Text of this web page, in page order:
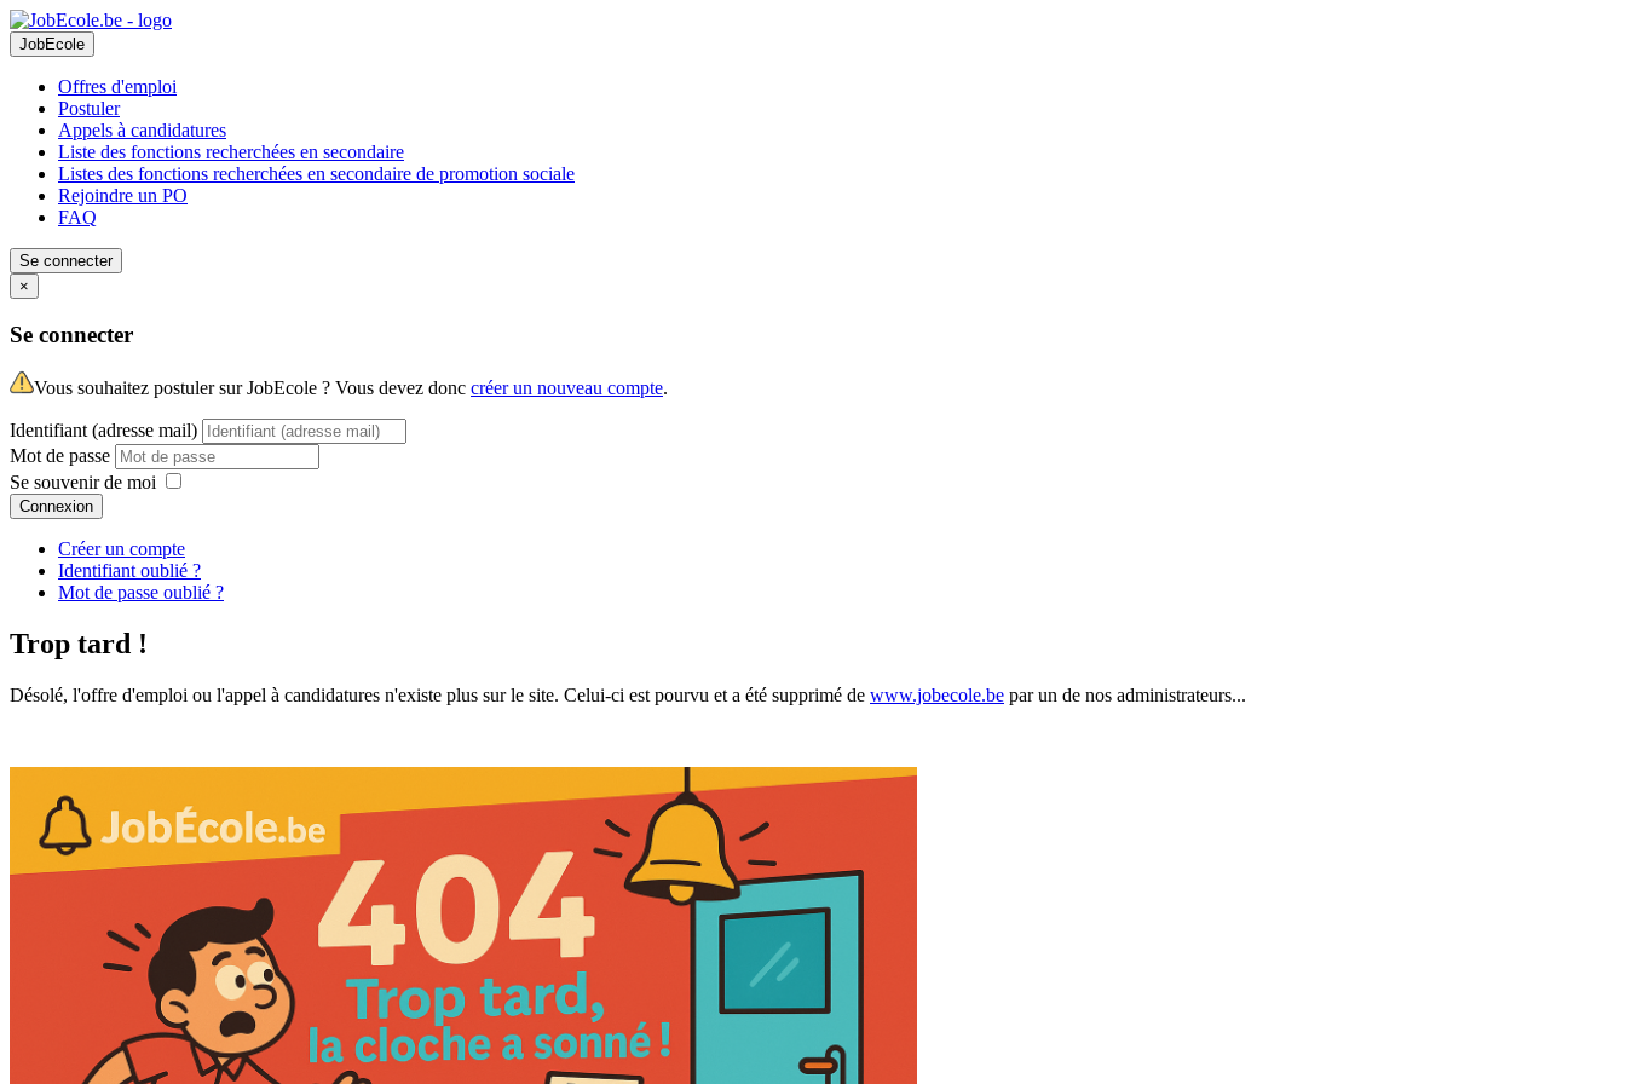
JobEcole
Offres d'emploi
Postuler
Appels à candidatures
Liste des fonctions recherchées en secondaire
Listes des fonctions recherchées en secondaire de promotion sociale
Rejoindre un PO
FAQ
Se connecter
×
Se connecter
Vous souhaitez postuler sur JobEcole ? Vous devez donc créer un nouveau compte.
Identifiant (adresse mail)
Mot de passe
Se souvenir de moi
Connexion
Créer un compte
Identifiant oublié ?
Mot de passe oublié ?
Trop tard !
Désolé, l'offre d'emploi ou l'appel à candidatures n'existe plus sur le site. Celui-ci est pourvu et a été supprimé de www.jobecole.be par un de nos administrateurs...